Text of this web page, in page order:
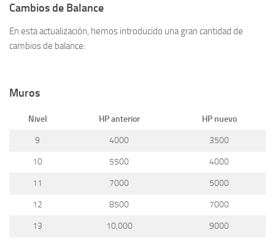
Cambios de Balance
En esta actualización, hemos introducido una gran cantidad de
cambios de balance:
Muros
Nivel HP anterior HP nuevo
9 4000 3500
10 5500 4000
11 7000 5000
12 8500 7000
13 10,000 9000